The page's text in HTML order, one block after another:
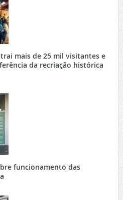
mais de 25 mil visitantes e
da recriação histórica
funcionamento das